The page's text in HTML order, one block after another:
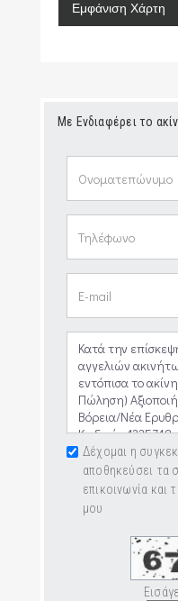
Εμφάνιση Χάρτη
Με Ενδιαφέρει το
Δέχομαι η
αποθηκεύσει τα
επικοινωνία και
μου